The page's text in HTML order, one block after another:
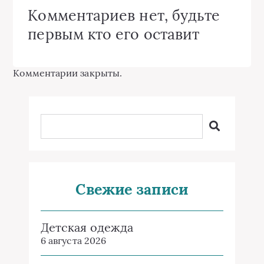
Комментариев нет, будьте
первым кто его оставит
Комментарии закрыты.
Свежие записи
Детская одежда
6 августа 2026